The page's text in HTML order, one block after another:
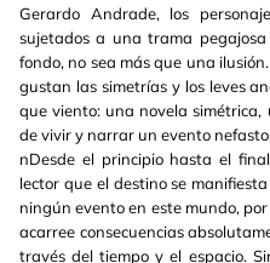
Gerardo Andrade, los
sujetados a una trama
fondo, no sea más que una
gustan las simetrías y los leves
que viento: una novela simétrica,
de vivir y narrar un evento nefasto.
nDesde el principio hasta el
lector que el destino se
ningún evento en este mundo,
acarree consecuencias
través del tiempo y el espacio.